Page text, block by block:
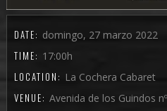
DATE: domingo, 27 marzo 2022
TIME: 17:00h
LOCATION: La Cochera Cabaret
VENUE: Avenida de los Guindos